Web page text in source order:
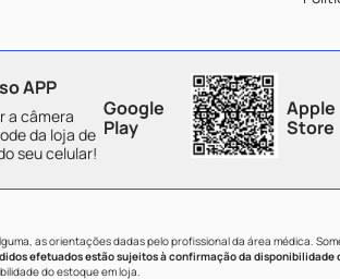
APP
a câmera
da loja de
seu celular!
Google
Play
Apple
Store
as orientações dadas pelo profissional da área médica.
efetuados estão sujeitos à confirmação da disponibilidade
do estoque em loja.